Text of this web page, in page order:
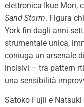
elettronica Ikue Mori,
Sand Storm. Figura
York fin dagli anni
strumentale unica,
coniuga un arsenale
incisivi – tra pattern
una sensibilità
Satoko Fujii e